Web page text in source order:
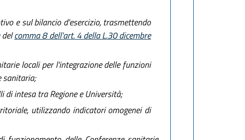
e sul bilancio d'esercizio, trasmettendo
delcomma 8 dell'art. 4 della L.30 dicembre
locali per l'integrazione delle funzioni
sanitaria;
intesa tra Regione e Università;
utilizzando indicatori omogenei di